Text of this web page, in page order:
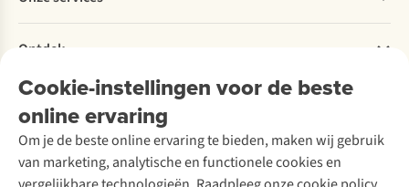
Cookie-instellingen voor de beste
online ervaring
Om je de beste online ervaring te bieden, maken wij gebruik
van marketing, analytische en functionele cookies en
Retourneren
Bestelling herroepen
Garantie
Contact
Explore More
Verantwoord ondernemen
Over Ayacucho
Onze winkels
Over A.S.Adventure
Toegankelijkheidsverklaring
Ski-onderhoud
Wasservice
Schoenonderhoud
Schoenherstelling
Kledingherstelling
Ontdek
A.S.Magazine
Podcast
Explore Academy
Explore Camp
Gear Check
Meld je aan voor de nieuwsbrief